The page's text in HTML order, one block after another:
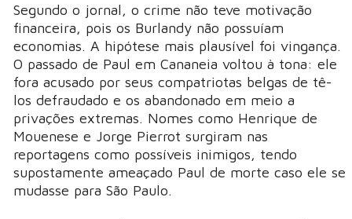
Segundo o jornal, o crime não teve motivação
financeira, pois os Burlandy não possuíam
economias. A hipótese mais plausível foi vingança.
O passado de Paul em Cananeia voltou à tona: ele
fora acusado por seus compatriotas belgas de tê-
los defraudado e os abandonado em meio a
privações extremas. Nomes como Henrique de
Mouenese e Jorge Pierrot surgiram nas
reportagens como possíveis inimigos, tendo
supostamente ameaçado Paul de morte caso ele se
mudasse para São Paulo.